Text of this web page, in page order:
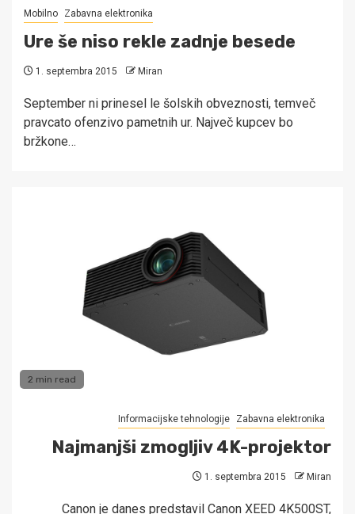
Mobilno Zabavna elektronika
Ure še niso rekle zadnje besede
1. septembra 2015 Miran
September ni prinesel le šolskih obveznosti, temveč
pravcato ofenzivo pametnih ur. Največ kupcev bo
bržkone…
2 min read
Informacijske tehnologije Zabavna elektronika
Najmanjši zmogljiv 4K-projektor
1. septembra 2015 Miran
Canon je danes predstavil Canon XEED 4K500ST,